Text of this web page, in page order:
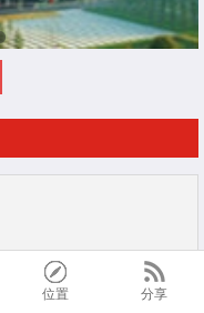
位置 分享